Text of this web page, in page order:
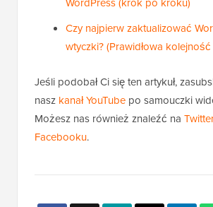
Czy najpierw zaktualizować
wtyczki? (Prawidłowa
Jeśli podobał Ci się ten artykuł,
nasz kanał YouTube po samouczki
Możesz nas również znaleźć na
Facebooku.